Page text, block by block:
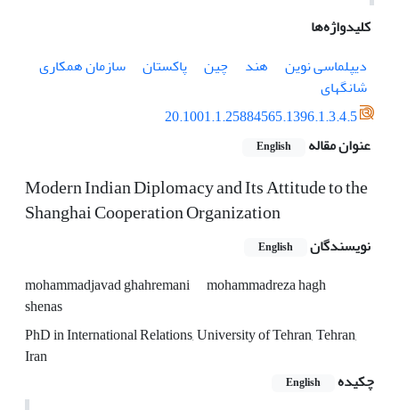
کلیدواژه‌ها
دیپلماسی نوین
هند چین پاکستان
سازمان همکاری
شانگهای
20.1001.1.25884565.1396.1.3.4.5
عنوان مقاله
English
Modern Indian Diplomacy and Its Attitude to the
Shanghai Cooperation Organization
نویسندگان English
mohammadjavad ghahremani
mohammadreza hagh
shenas
PhD in International Relations, University of Tehran, Tehran,
Iran
چکیده
English